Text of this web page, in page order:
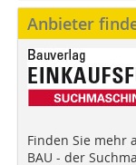
Anbieter
Finden Sie mehr
BAU - der